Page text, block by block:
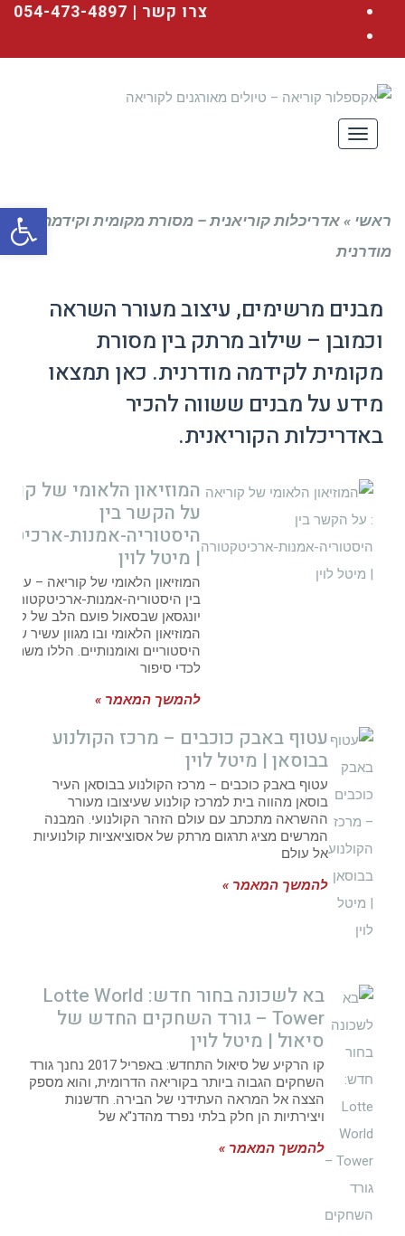
צרו קשר | 054-473-4897
תפריט
ראשי » אדריכלות קוריאנית – מסורת מקומית וקידמה
מודרנית
מבנים מרשימים, עיצוב מעורר השראה
וכמובן – שילוב מרתק בין מסורת
מקומית לקידמה מודרנית. כאן תמצאו
מידע על מבנים ששווה להכיר
באדריכלות הקוריאנית.
המוזיאון הלאומי של
על הקשר בין
היסטוריה-אמנות-
| מיטל לוין
המוזיאון הלאומי של קוריאה – על
בין היסטוריה-אמנות-ארכיטקטורה
יונגסאן שבסאול פועם הלב של
המוזיאון הלאומי ובו מגוון עשיר של
היסטוריים ואומנותיים. הללו
לכדי סיפור
להמשך המאמר »
עטוף באבק כוכבים – מרכז הקולנוע
בבוסאן | מיטל לוין
עטוף באבק כוכבים – מרכז הקולנוע בבוסאן העיר
בוסאן מהווה בית למרכז קולנוע שעיצובו מעורר
ההשראה מתכתב עם עולם הזהר הקולנועי. המבנה
המרשים מציג תרגום מרתק של אסוציאציות קולנועיות
אל עולם
להמשך המאמר »
בא לשכונה בחור חדש: Lotte World
Tower – גורד השחקים החדש של
סיאול | מיטל לוין
קו הרקיע של סיאול התחדש: באפריל 2017 נחנך גורד
השחקים הגבוה ביותר בקוריאה הדרומית, והוא מספק
הצצה אל המראה העתידני של הבירה. חדשנות
ויצירתיות הן חלק בלתי נפרד מהדנ"א של
להמשך המאמר »
פתח